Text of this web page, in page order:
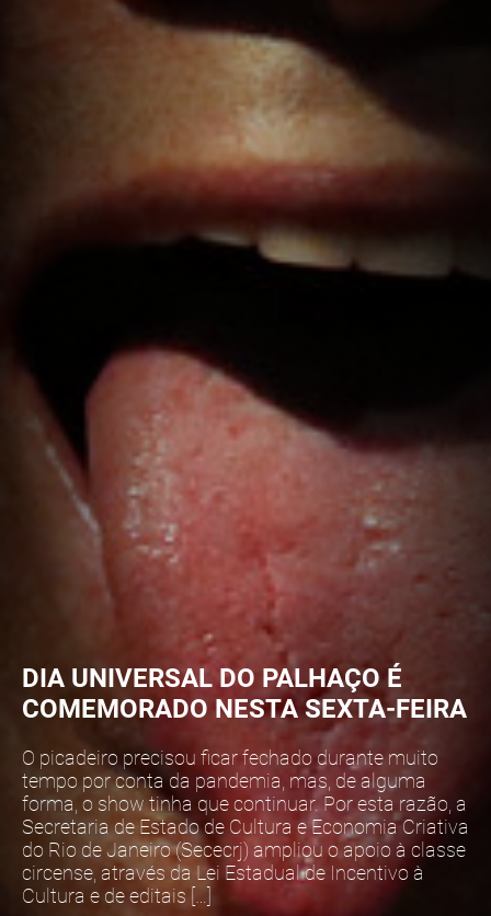
DIA UNIVERSAL DO PALHAÇO É
COMEMORADO NESTA SEXTA-FEIRA
O picadeiro precisou ficar fechado durante muito
tempo por conta da pandemia, mas, de alguma
forma, o show tinha que continuar. Por esta razão, a
Secretaria de Estado de Cultura e Economia Criativa
do Rio de Janeiro (Sececrj) ampliou o apoio à classe
circense, através da Lei Estadual de Incentivo à
Cultura e de editais […]